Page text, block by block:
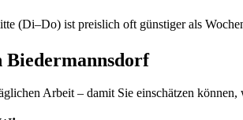
(Di–Do) ist preislich oft günstiger als
Biedermannsdorf
Arbeit – damit Sie einschätzen